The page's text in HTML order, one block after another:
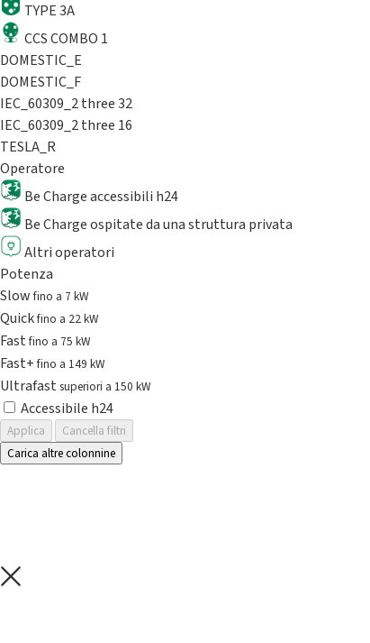
TYPE 3A
CCS COMBO 1
DOMESTIC_E
DOMESTIC_F
IEC_60309_2 three 32
IEC_60309_2 three 16
TESLA_R
Operatore
Be Charge accessibili h24
Be Charge ospitate da una struttura privata
Altri operatori
Potenza
Slowfino a 7 kW
Quickfino a 22 kW
Fastfino a 75 kW
Fast+fino a 149 kW
Ultrafast superiori a 150 kW
Accessibile h24
Applica
Cancella filtri
Carica altre colonnine